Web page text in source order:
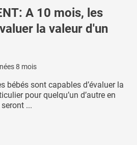
A 10 mois, les
la valeur d'un
8 mois
bébés sont capables d’évaluer la
pour quelqu’un d’autre en
...